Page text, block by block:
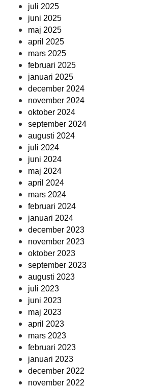
juli 2025
juni 2025
maj 2025
april 2025
mars 2025
februari 2025
januari 2025
december 2024
november 2024
oktober 2024
september 2024
augusti 2024
juli 2024
juni 2024
maj 2024
april 2024
mars 2024
februari 2024
januari 2024
december 2023
november 2023
oktober 2023
september 2023
augusti 2023
juli 2023
juni 2023
maj 2023
april 2023
mars 2023
februari 2023
januari 2023
december 2022
november 2022